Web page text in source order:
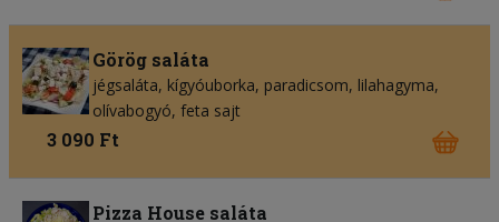
Görög saláta
jégsaláta kígyóuborka paradicsom lilahagyma
olívabogyó feta sajt
3 090 Ft
Pizza House saláta